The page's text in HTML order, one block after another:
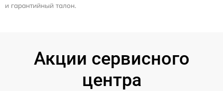
и гарантийный талон.
Акции сервисного
центра